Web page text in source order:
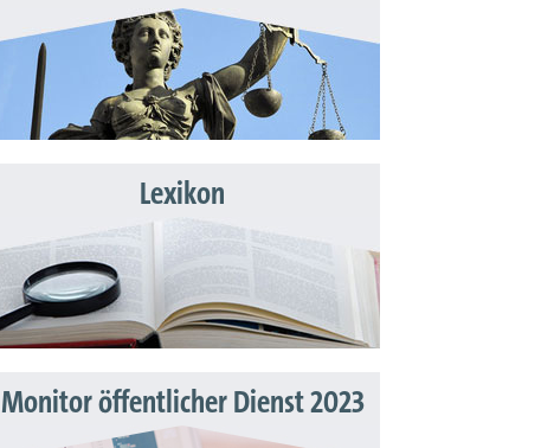
Lexikon
Monitor öffentlicher Dienst 2023